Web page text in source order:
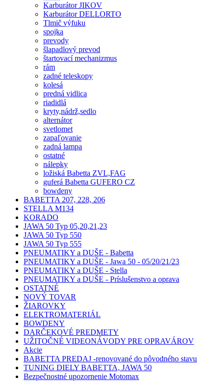
Karburátor JIKOV
Karburátor DELLORTO
Tlmič výfuku
spojka
prevody
šlapadlový prevod
štartovací mechanizmus
rám
zadné teleskopy
kolesá
predná vidlica
riadidlá
kryty,nádrž,sedlo
alternátor
svetlomet
zapaľovanie
zadná lampa
ostatné
nálepky
ložiská Babetta ZVL,FAG
guferá Babetta GUFERO CZ
bowdeny
BABETTA 207, 228, 206
STELLA M134
KORADO
JAWA 50 Typ 05,20,21,23
JAWA 50 Typ 550
JAWA 50 Typ 555
PNEUMATIKY a DUŠE - Babetta
PNEUMATIKY a DUŠE - Jawa 50 - 05/20/21/23
PNEUMATIKY a DUŠE - Stella
PNEUMATIKY a DUŠE - Príslušenstvo a oprava
OSTATNÉ
NOVÝ TOVAR
ŽIAROVKY
ELEKTROMATERIÁL
BOWDENY
DARČEKOVÉ PREDMETY
UŽITOČNÉ VIDEONÁVODY PRE OPRAVÁROV
Akcie
BABETTA PREDAJ -renovované do pôvodného stavu
TUNING DIELY BABETTA, JAWA 50
Bezpečnostné upozornenie Motomax